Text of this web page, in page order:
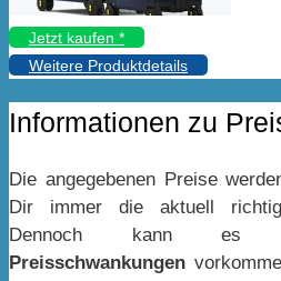
Jetzt kaufen *
Weitere Produktdetails
Informationen zu
Die angegebenen Preise
Dir immer die aktuell
Dennoch kann
Preisschwankungen